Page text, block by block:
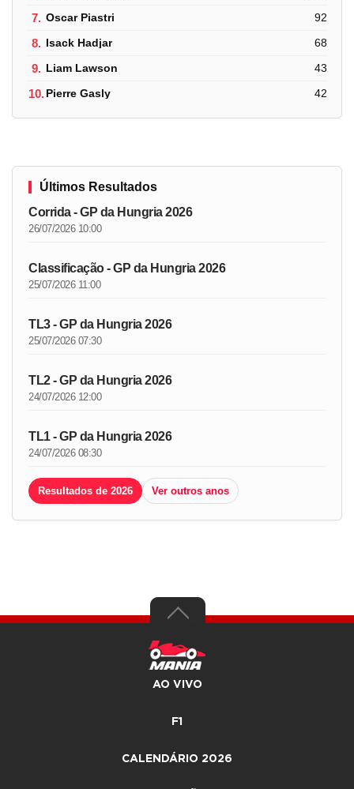
7. Oscar Piastri 92
8. Isack Hadjar 68
9. Liam Lawson 43
10.Pierre Gasly 42
Últimos Resultados
Corrida - GP da Hungria 2026
26/07/2026 10:00
Classificação - GP da Hungria 2026
25/07/2026 11:00
TL3 - GP da Hungria 2026
25/07/2026 07:30
TL2 - GP da Hungria 2026
24/07/2026 12:00
TL1 - GP da Hungria 2026
24/07/2026 08:30
Resultados de 2026 Ver outros anos
AO VIVO
F1
CALENDÁRIO 2026